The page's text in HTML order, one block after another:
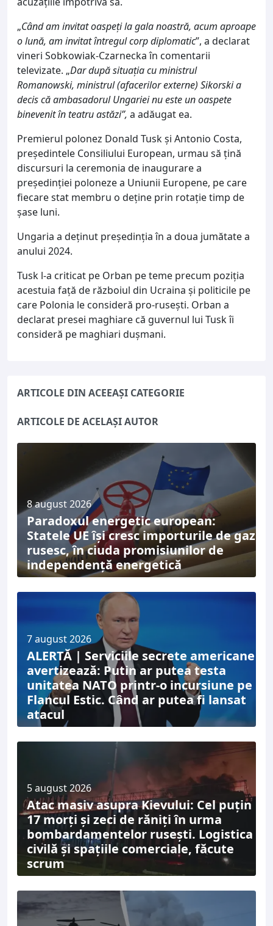
„Când am invitat oaspeţi la gala noastră, acum aproape
o lună, am invitat întregul corp diplomatic”, a declarat
vineri Sobkowiak-Czarnecka în comentarii
televizate. „Dar după situaţia cu ministrul
Romanowski, ministrul (afacerilor externe) Sikorski a
decis că ambasadorul Ungariei nu este un oaspete
binevenit în teatru astăzi”, a adăugat ea.
Premierul polonez Donald Tusk şi Antonio Costa,
preşedintele Consiliului European, urmau să ţină
discursuri la ceremonia de inaugurare a
preşedinţiei poloneze a Uniunii Europene, pe care
fiecare stat membru o deţine prin rotaţie timp de
şase luni.
Ungaria a deţinut preşedinţia în a doua jumătate a
anului 2024.
Tusk l-a criticat pe Orban pe teme precum poziţia
acestuia faţă de războiul din Ucraina şi politicile pe
care Polonia le consideră pro-ruseşti. Orban a
declarat presei maghiare că guvernul lui Tusk îi
consideră pe maghiari duşmani.
ARTICOLE DIN ACEEAȘI CATEGORIE
ARTICOLE DE ACELAȘI AUTOR
8 august 2026
Paradoxul energetic european:
Statele UE își cresc importurile de gaz
rusesc, în ciuda promisiunilor de
independență energetică
7 august 2026
ALERTĂ | Serviciile secrete americane
avertizează: Putin ar putea testa
unitatea NATO printr-o incursiune pe
Flancul Estic. Când ar putea fi lansat
atacul
5 august 2026
Atac masiv asupra Kievului: Cel puțin
17 morți și zeci de răniți în urma
bombardamentelor rusești. Logistica
civilă și spațiile comerciale, făcute
scrum